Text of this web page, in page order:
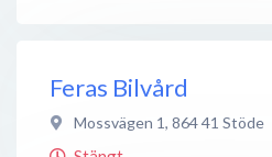
Feras Bilvård
Mossvägen 1, 864 41 Stöde